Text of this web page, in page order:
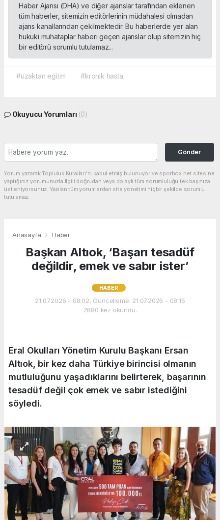
Haber Ajansı (DHA) ve diğer ajanslar tarafından eklenen
tüm haberler, sitemizin editörlerinin müdahalesi olmadan
ajans kanallarından çekilmektedir. Bu haberlerde yer alan
hukuki muhataplar haberi geçen ajanslar olup sitemizin hiç
bir editörü sorumlu tutulamaz...
#uzaktan eğitim #kronik hasta
Okuyucu Yorumları (0)
Gönder
Yorum yazarak Topluluk Kuralları’nı kabul etmiş bulunuyor ve sporbox.net sitesine
yaptığınız yorumunuzla ilgili doğrudan veya dolaylı tüm sorumluluğu tek başınıza
üstleniyorsunuz. Yazılan tüm yorumlardan site yönetimi hiçbir şekilde sorumlu
tutulamaz.
Anasayfa Haber
Başkan Altıok, ‘Başarı tesadüf
değildir, emek ve sabır ister’
HABER
21.07.2026 - 08:02, Güncelleme: 21.07.2026 - 08:15
2880 kez okundu.
Eral Okulları Yönetim Kurulu Başkanı Ersan
Altıok, bir kez daha Türkiye birincisi olmanın
mutluluğunu yaşadıklarını belirterek, başarının
tesadüf değil çok emek ve sabır istediğini
söyledi.